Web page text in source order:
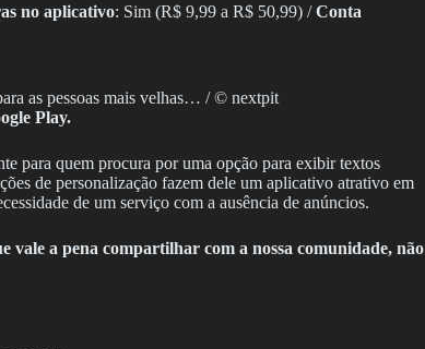
no aplicativo: Sim (R$ 9,99 a R$ 50,99) /Conta
as pessoas mais velhas… / © nextpit
Play.
para quem procura por uma opção para exibir textos
de personalização fazem dele um aplicativo atrativo em
de um serviço com a ausência de anúncios.
vale a pena compartilhar com a nossa comunidade, não